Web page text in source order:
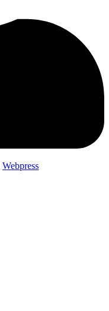
Webpress